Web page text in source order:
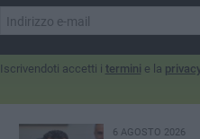
Iscrivendoti accetti i termini e la
6 AGOSTO 2026